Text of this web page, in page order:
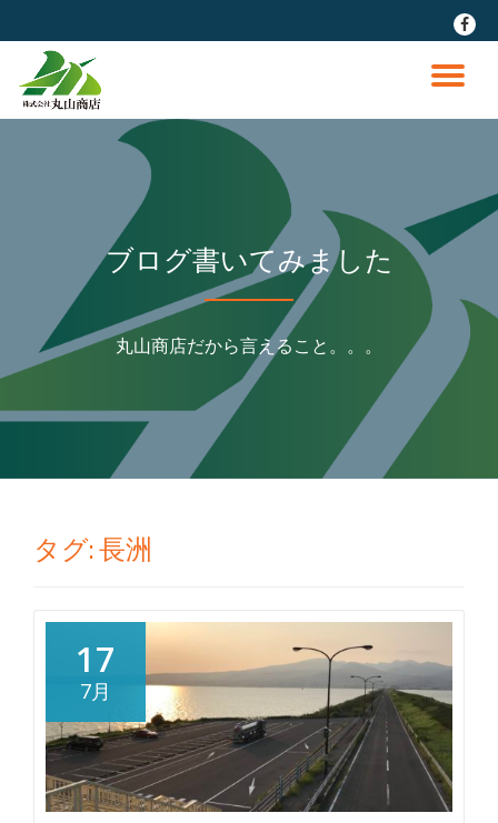
ン
fa-
ナ
ゲ
ー
シ
ョ
替
え
ブログ書いてみました
丸山商店だから言えること。。。
タグ:長洲
17
7月